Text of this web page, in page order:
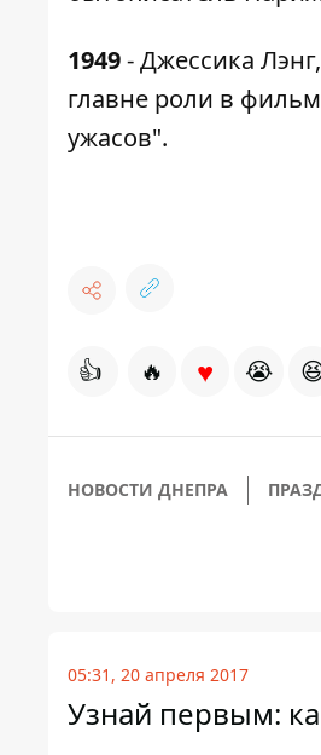
1949- Джессика
главне роли в
ужасов".
👍 🔥 ♥ 😭
НОВОСТИ ДНЕПРА
05:31, 20 апреля 2017
Узнай первым: